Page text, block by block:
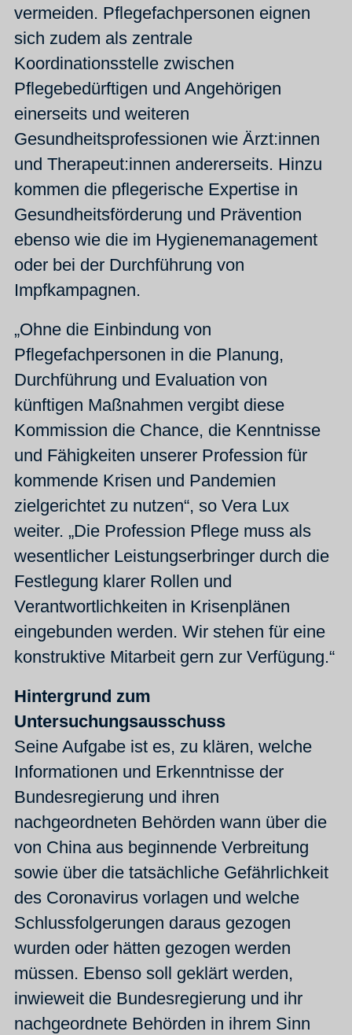
vermeiden. Pflegefachpersonen eignen
sich zudem als zentrale
Koordinationsstelle zwischen
Pflegebedürftigen und Angehörigen
einerseits und weiteren
Gesundheitsprofessionen wie Ärzt:innen
und Therapeut:innen andererseits. Hinzu
kommen die pflegerische Expertise in
Gesundheitsförderung und Prävention
ebenso wie die im Hygienemanagement
oder bei der Durchführung von
Impfkampagnen.
„Ohne die Einbindung von
Pflegefachpersonen in die Planung,
Durchführung und Evaluation von
künftigen Maßnahmen vergibt diese
Kommission die Chance, die Kenntnisse
und Fähigkeiten unserer Profession für
kommende Krisen und Pandemien
zielgerichtet zu nutzen“, so Vera Lux
weiter. „Die Profession Pflege muss als
wesentlicher Leistungserbringer durch die
Festlegung klarer Rollen und
Verantwortlichkeiten in Krisenplänen
eingebunden werden. Wir stehen für eine
konstruktive Mitarbeit gern zur Verfügung.“
Hintergrund zum
Untersuchungsausschuss
Seine Aufgabe ist es, zu klären, welche
Informationen und Erkenntnisse der
Bundesregierung und ihren
nachgeordneten Behörden wann über die
von China aus beginnende Verbreitung
sowie über die tatsächliche Gefährlichkeit
des Coronavirus vorlagen und welche
Schlussfolgerungen daraus gezogen
wurden oder hätten gezogen werden
müssen. Ebenso soll geklärt werden,
inwieweit die Bundesregierung und ihr
nachgeordnete Behörden in ihrem Sinn